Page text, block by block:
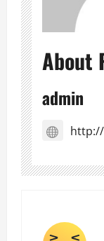
About
admin